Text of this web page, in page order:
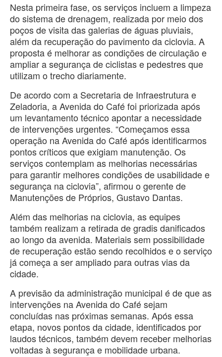
Nesta primeira fase, os serviços incluem a limpeza
do sistema de drenagem, realizada por meio dos
poços de visita das galerias de águas pluviais,
além da recuperação do pavimento da ciclovia. A
proposta é melhorar as condições de circulação e
ampliar a segurança de ciclistas e pedestres que
utilizam o trecho diariamente.
De acordo com a Secretaria de Infraestrutura e
Zeladoria, a Avenida do Café foi priorizada após
um levantamento técnico apontar a necessidade
de intervenções urgentes. “Começamos essa
operação na Avenida do Café após identificarmos
pontos críticos que exigiam manutenção. Os
serviços contemplam as melhorias necessárias
para garantir melhores condições de usabilidade e
segurança na ciclovia”, afirmou o gerente de
Manutenções de Próprios, Gustavo Dantas.
Além das melhorias na ciclovia, as equipes
também realizam a retirada de gradis danificados
ao longo da avenida. Materiais sem possibilidade
de recuperação estão sendo recolhidos e o serviço
já começa a ser ampliado para outras vias da
cidade.
A previsão da administração municipal é de que as
intervenções na Avenida do Café sejam
concluídas nas próximas semanas. Após essa
etapa, novos pontos da cidade, identificados por
laudos técnicos, também devem receber melhorias
voltadas à segurança e mobilidade urbana.